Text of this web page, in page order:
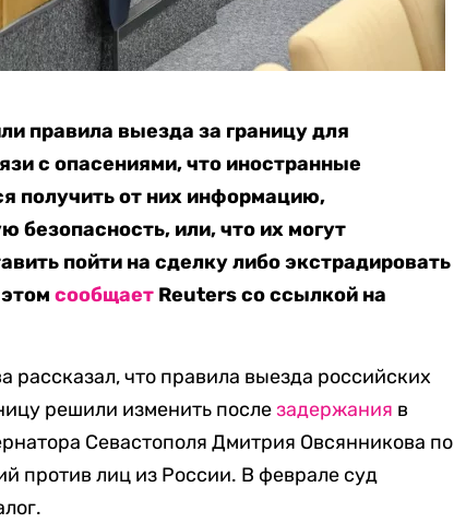
правила выезда за границу для
с опасениями, что иностранные
получить от них информацию,
или, что их могут
пойти на сделку либо экстрадировать
этомсообщает Reuters со ссылкой на
рассказал, что правила выезда российских
решили изменить послезадержания в
Севастополя Дмитрия Овсянникова по
против лиц из России. В феврале суд